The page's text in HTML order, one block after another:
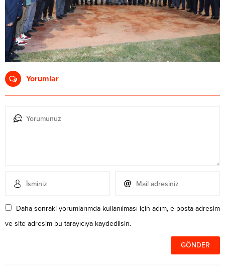
Yorumlar
Daha sonraki yorumlarımda kullanılması için adım, e-posta adresim
ve site adresim bu tarayıcıya kaydedilsin.